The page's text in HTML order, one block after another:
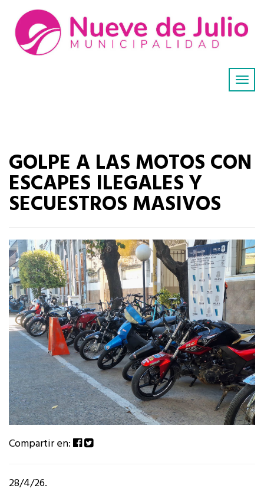
GOLPE A LAS MOTOS CON
ESCAPES ILEGALES Y
SECUESTROS MASIVOS
Compartir en:
28/4/26.